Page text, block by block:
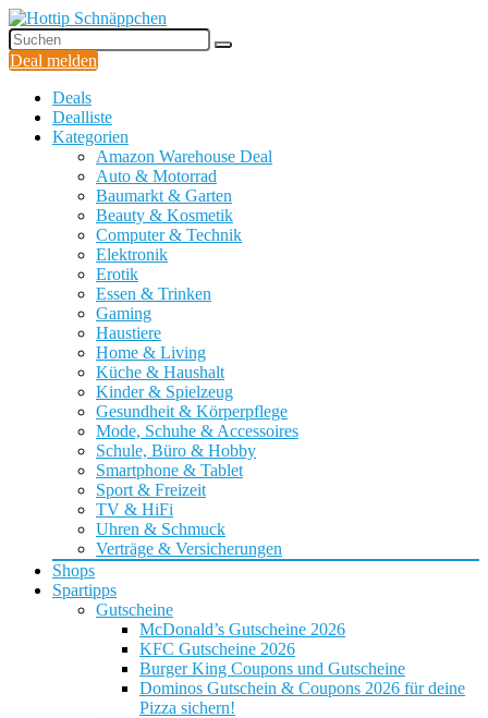
Deal melden
Deals
Dealliste
Kategorien
Amazon Warehouse Deal
Auto & Motorrad
Baumarkt & Garten
Beauty & Kosmetik
Computer & Technik
Elektronik
Erotik
Essen & Trinken
Gaming
Haustiere
Home & Living
Küche & Haushalt
Kinder & Spielzeug
Gesundheit & Körperpflege
Mode, Schuhe & Accessoires
Schule, Büro & Hobby
Smartphone & Tablet
Sport & Freizeit
TV & HiFi
Uhren & Schmuck
Verträge & Versicherungen
Shops
Spartipps
Gutscheine
McDonald’s Gutscheine 2026
KFC Gutscheine 2026
Burger King Coupons und Gutscheine
Dominos Gutschein & Coupons 2026 für deine
Pizza sichern!